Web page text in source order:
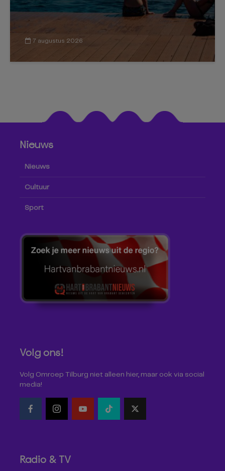
7 augustus 2026
Nieuws
Nieuws
Cultuur
Sport
Volg ons!
Volg Omroep Tilburg niet alleen hier, maar ook via social
media!
Radio & TV